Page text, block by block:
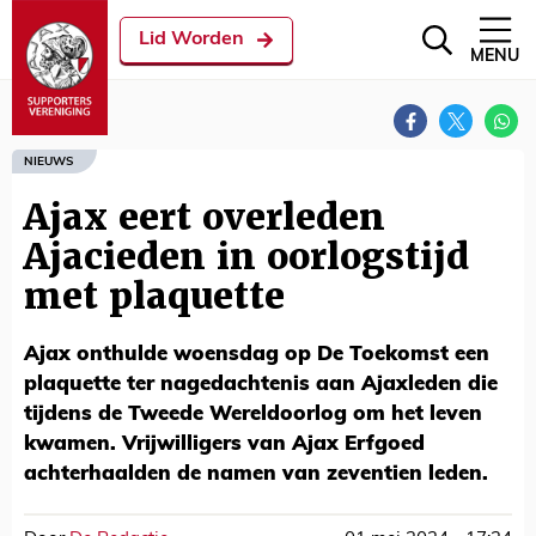
Lid Worden
MENU
NIEUWS
Ajax eert overleden
Ajacieden in oorlogstijd
met plaquette
Ajax onthulde woensdag op De Toekomst een
plaquette ter nagedachtenis aan Ajaxleden die
tijdens de Tweede Wereldoorlog om het leven
kwamen. Vrijwilligers van Ajax Erfgoed
achterhaalden de namen van zeventien leden.